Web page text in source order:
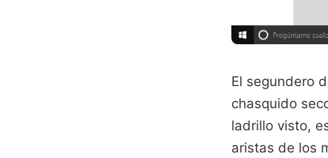
El segundero
chasquido
ladrillo visto,
aristas de los